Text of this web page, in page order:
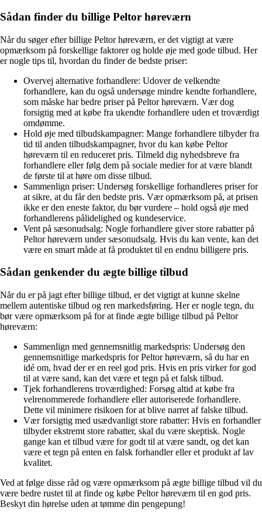
Sådan finder du billige Peltor høreværn
Når du søger efter billige Peltor høreværn, er det vigtigt at være
opmærksom på forskellige faktorer og holde øje med gode tilbud. Her
er nogle tips til, hvordan du finder de bedste priser:
Overvej alternative forhandlere: Udover de velkendte
forhandlere, kan du også undersøge mindre kendte forhandlere,
som måske har bedre priser på Peltor høreværn. Vær dog
forsigtig med at købe fra ukendte forhandlere uden et troværdigt
omdømme.
Hold øje med tilbudskampagner: Mange forhandlere tilbyder fra
tid til anden tilbudskampagner, hvor du kan købe Peltor
høreværn til en reduceret pris. Tilmeld dig nyhedsbreve fra
forhandlere eller følg dem på sociale medier for at være blandt
de første til at høre om disse tilbud.
Sammenlign priser: Undersøg forskellige forhandleres priser for
at sikre, at du får den bedste pris. Vær opmærksom på, at prisen
ikke er den eneste faktor, du bør vurdere – hold også øje med
forhandlerens pålidelighed og kundeservice.
Vent på sæsonudsalg: Nogle forhandlere giver store rabatter på
Peltor høreværn under sæsonudsalg. Hvis du kan vente, kan det
være en smart måde at få produktet til en endnu billigere pris.
Sådan genkender du ægte billige tilbud
Når du er på jagt efter billige tilbud, er det vigtigt at kunne skelne
mellem autentiske tilbud og ren markedsføring. Her er nogle tegn, du
bør være opmærksom på for at finde ægte billige tilbud på Peltor
høreværn:
Sammenlign med gennemsnitlig markedspris: Undersøg den
gennemsnitlige markedspris for Peltor høreværn, så du har en
idé om, hvad der er en reel god pris. Hvis en pris virker for god
til at være sand, kan det være et tegn på et falsk tilbud.
Tjek forhandlerens troværdighed: Forsøg altid at købe fra
velrenommerede forhandlere eller autoriserede forhandlere.
Dette vil minimere risikoen for at blive narret af falske tilbud.
Vær forsigtig med usædvanligt store rabatter: Hvis en forhandler
tilbyder ekstremt store rabatter, skal du være skeptisk. Nogle
gange kan et tilbud være for godt til at være sandt, og det kan
være et tegn på enten en falsk forhandler eller et produkt af lav
kvalitet.
Ved at følge disse råd og være opmærksom på ægte billige tilbud vil du
være bedre rustet til at finde og købe Peltor høreværn til en god pris.
Beskyt din hørelse uden at tømme din pengepung!